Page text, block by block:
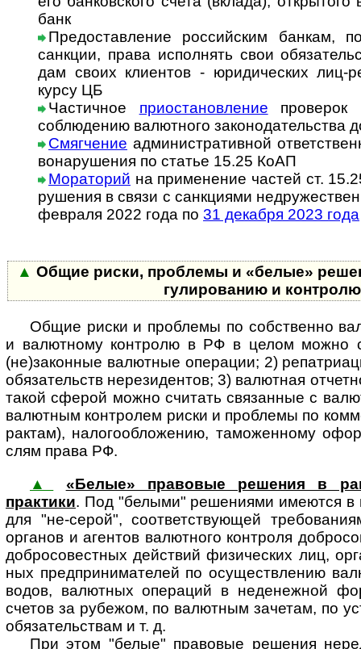
банк
Предоставление российским банкам,
санкции, права исполнять свои
дам своих кли­ен­тов - юри­ди­чес­ких лиц-­
курсу ЦБ
Частичное приостановление проверок
соблю­дению валют­ного зако­но­да­тель­ства
Смягчение административной
во­на­ру­ше­ния по статье 15.25 КоАП
Мораторий на при­ме­не­ние частей ст.
ру­ше­ния в свя­зи с сан­к­ци­я­ми
фев­раля 2022 года по 31 дека­бря 2023 года
▲ Общие риски, проблемы и «белые»
гу­ли­ро­ва­нию и
Общие риски и проблемы по собственно
и валют­ному конт­ролю в РФ в целом можно
(не)за­кон­ные валют­ные опера­ции; 2)
обяза­тельств нерези­дентов; 3) валют­ная
такой сферой можно счи­тать связан­ные с
валют­ным конт­ролем риски и проб­лемы по
рак­там), налого­обло­жению, тамо­жен­ному
слям права РФ.
▲
«Белые» правовые решения в
практики. Под "белыми" решениями име­ют­ся в
для "не-серой", соответ­ствующей
органов и агентов валютного конт­роля
добросо­вестных дейст­вий физиче­ских лиц,
ных пред­прини­ма­телей по осущест­вле­нию
водов, валют­ных опера­ций в недене­жной
счетов за рубе­жом, по валют­ным заче­там, по
обяза­тель­ствам и т. д.
При этом "белые" правовые решения